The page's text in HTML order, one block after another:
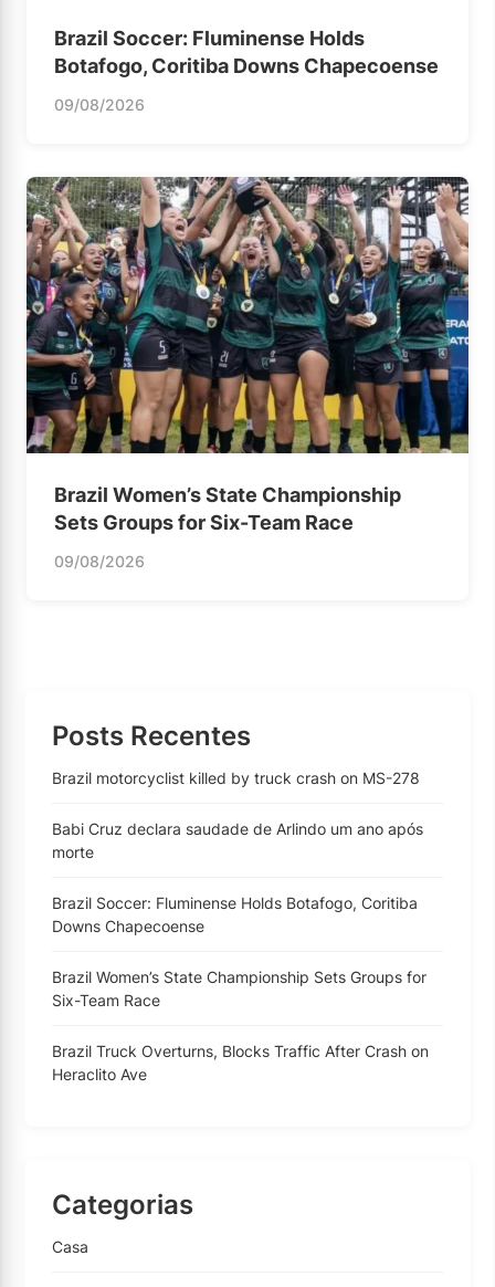
Brazil Soccer: Fluminense Holds
Botafogo, Coritiba Downs Chapecoense
09/08/2026
Brazil Women’s State Championship
Sets Groups for Six-Team Race
09/08/2026
Posts Recentes
Brazil motorcyclist killed by truck crash on MS-278
Babi Cruz declara saudade de Arlindo um ano após
morte
Brazil Soccer: Fluminense Holds Botafogo, Coritiba
Downs Chapecoense
Brazil Women’s State Championship Sets Groups for
Six-Team Race
Brazil Truck Overturns, Blocks Traffic After Crash on
Heraclito Ave
Categorias
Casa